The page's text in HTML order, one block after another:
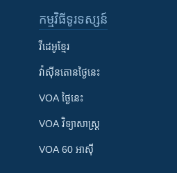
កម្មវិធី​ទូរទស្សន៍
វីដេអូ​ខ្មែរ
វ៉ាស៊ីនតោន​ថ្ងៃ​នេះ
VOA ថ្ងៃនេះ
VOA ​វិទ្យាសាស្ត្រ
VOA 60 អាស៊ី